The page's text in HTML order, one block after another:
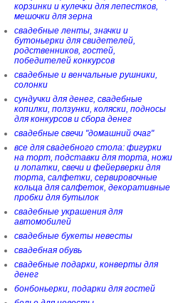
корзинки и кулечки для лепестков,
мешочки для зерна
свадебные ленты, значки и
бутоньерки для свидетелей,
родственников, гостей,
победителей конкурсов
свадебные и венчальные рушники,
солонки
сундучки для денег, свадебные
копилки, ползунки, коляски, подносы
для конкурсов и сбора денег
свадебные свечи "домашний очаг"
все для свадебного стола: фигурки
на торт, подставки для торта, ножи
и лопатки, свечи и фейерверки для
торта, салфетки, сервировочные
кольца для салфеток, декоративные
пробки для бутылок
свадебные украшения для
автомобилей
свадебные букеты невесты
свадебная обувь
свадебные подарки, конверты для
денег
бонбоньерки, подарки для гостей